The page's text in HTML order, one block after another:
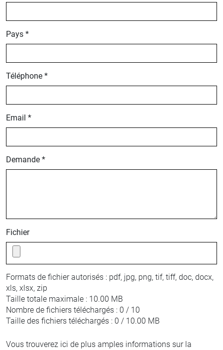
Pays *
Téléphone *
Email *
Demande *
Fichier
Formats de fichier autorisés : pdf, jpg, png, tif, tiff, doc, docx,
xls, xlsx, zip
Taille totale maximale : 10.00 MB
Nombre de fichiers téléchargés : 0 / 10
Taille des fichiers téléchargés : 0 / 10.00 MB
Vous trouverez ici de plus amples informations sur la